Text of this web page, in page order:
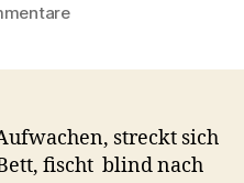
zu
&
PR
streckt sich
fischt blind nach